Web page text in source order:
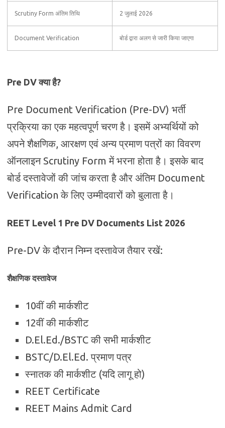
Scrutiny Form अंतिम तिथि 2 जुलाई 2026
Document Verification बोर्ड द्वारा अलग से जारी किया जाएगा
Pre DV क्या है?
Pre Document Verification (Pre-DV) भर्ती
प्रक्रिया का एक महत्वपूर्ण चरण है। इसमें अभ्यर्थियों को
अपने शैक्षणिक, आरक्षण एवं अन्य प्रमाण पत्रों का विवरण
ऑनलाइन Scrutiny Form में भरना होता है। इसके बाद
बोर्ड दस्तावेजों की जांच करता है और अंतिम Document
Verification के लिए उम्मीदवारों को बुलाता है।
REET Level 1 Pre DV Documents List 2026
Pre-DV के दौरान निम्न दस्तावेज तैयार रखें:
शैक्षणिक दस्तावेज
10वीं की मार्कशीट
12वीं की मार्कशीट
D.El.Ed./BSTC की सभी मार्कशीट
BSTC/D.El.Ed. प्रमाण पत्र
स्नातक की मार्कशीट (यदि लागू हो)
REET Certificate
REET Mains Admit Card